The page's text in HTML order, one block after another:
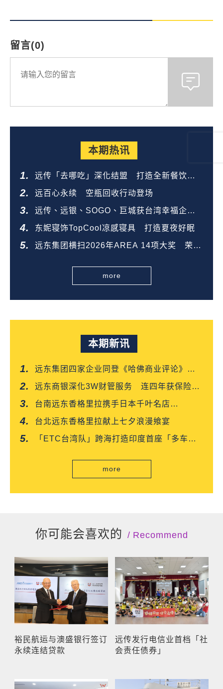
留言(0)
本期热讯
远传「去哪吃」深化结盟 打造全新餐饮生
态圈
远百心永续 空瓶回收行动登场
远传、远银、SOGO、巨城获台湾幸福企业
金奖
东妮寝饰TopCool凉感寝具 打造夏夜好眠
远东集团横扫2026年AREA 14项大奖 荣登
more
本期新讯
远东集团四家企业同登《哈佛商业评论》
「台湾企业领袖100强」
远东商银深化3W财管服务 连四年获保险信
望爱双奖肯定
台南远东香格里拉携手日本千叶名店
「CROISSANT」 得奖可颂抢先上市
台北远东香格里拉献上七夕浪漫飨宴
「ETC台湾队」跨海打造印度首座「多车道
more
你可能会喜欢的 Recommend
裕民航运与澳盛银行签订
永续连结贷款
远传发行电信业首档「社
会责任债券」